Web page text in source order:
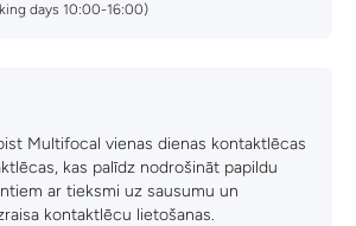
days 10:00-16:00)
Multifocal vienas dienas kontaktlēcas
kas palīdz nodrošināt papildu
ar tieksmi uz sausumu un
kontaktlēcu lietošanas.